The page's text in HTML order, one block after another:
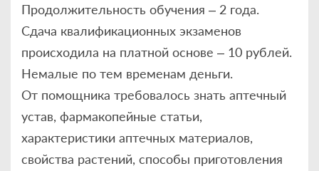
Продолжительность обучения – 2 года.
Сдача квалификационных экзаменов
происходила на платной основе – 10 рублей.
Немалые по тем временам деньги.
От помощника требовалось знать аптечный
устав, фармакопейные статьи,
характеристики аптечных материалов,
свойства растений, способы приготовления